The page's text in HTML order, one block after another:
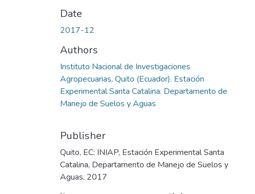
Date
2017-12
Authors
Instituto Nacional de Investigaciones
Agropecuarias, Quito (Ecuador). Estación
Experimental Santa Catalina. Departamento de
Manejo de Suelos y Aguas
Publisher
Quito, EC: INIAP, Estación Experimental Santa
Catalina, Departamento de Manejo de Suelos y
Aguas, 2017